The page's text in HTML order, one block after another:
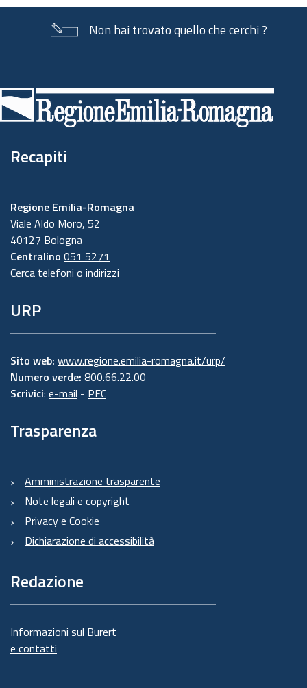
Non hai trovato quello che cerchi ?
di
pagina
Recapiti
Regione Emilia-Romagna
Viale Aldo Moro, 52
40127 Bologna
Centralino 051 5271
Cerca telefoni o indirizzi
URP
Sito web: www.regione.emilia-romagna.it/urp/
Numero verde: 800.66.22.00
Scrivici: e-mail - PEC
Trasparenza
Amministrazione trasparente
Note legali e copyright
Privacy e Cookie
Dichiarazione di accessibilità
Redazione
Informazioni sul Burert
e contatti